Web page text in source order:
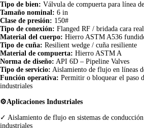
Tipo de bien: Válvula de compuerta para línea
Tamaño nominal: 6 in
Clase de presión: 150#
Tipo de conexión: Flanged RF / bridada cara
Material del cuerpo: Hierro ASTM A536
Tipo de cuña: Resilient wedge / cuña resiliente
Material de compuerta: Hierro ASTM A
Norma de diseño: API 6D – Pipeline Valves
Tipo de servicio: Aislamiento de flujo en líneas
Función operativa: Permitir o bloquear el paso
industriales
⚙️Aplicaciones Industriales
✓ Aislamiento de flujo en sistemas de
industriales